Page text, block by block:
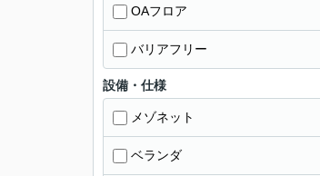
OAフロア
バリアフリー
設備・仕様
メゾネット
ベランダ